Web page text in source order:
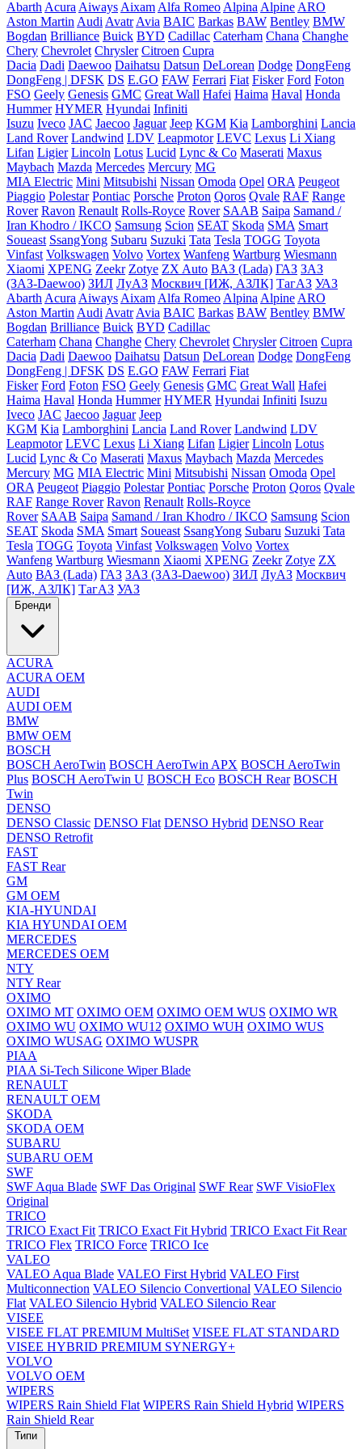
Abarth Acura Aiways Aixam Alfa Romeo Alpina Alpine ARO
Aston Martin Audi Avatr Avia BAIC Barkas BAW Bentley BMW
Bogdan Brilliance Buick BYD Cadillac Caterham Chana Changhe
Chery Chevrolet Chrysler Citroen Cupra
Dacia Dadi Daewoo Daihatsu Datsun DeLorean Dodge DongFeng
DongFeng | DFSK DS E.GO FAW Ferrari Fiat Fisker Ford Foton
FSO Geely Genesis GMC Great Wall Hafei Haima Haval Honda
Hummer HYMER Hyundai Infiniti
Isuzu Iveco JAC Jaecoo Jaguar Jeep KGM Kia Lamborghini Lancia
Land Rover Landwind LDV Leapmotor LEVC Lexus Li Xiang
Lifan Ligier Lincoln Lotus Lucid Lync & Co Maserati Maxus
Maybach Mazda Mercedes Mercury MG
MIA Electric Mini Mitsubishi Nissan Omoda Opel ORA Peugeot
Piaggio Polestar Pontiac Porsche Proton Qoros Qvale RAF Range
Rover Ravon Renault Rolls-Royce Rover SAAB Saipa Samand /
Iran Khodro / IKCO Samsung Scion SEAT Skoda SMA Smart
Soueast SsangYong Subaru Suzuki Tata Tesla TOGG Toyota
Vinfast Volkswagen Volvo Vortex Wanfeng Wartburg Wiesmann
Xiaomi XPENG Zeekr Zotye ZX Auto ВАЗ (Lada) ГАЗ ЗАЗ
(ЗАЗ-Daewoo) ЗИЛ ЛуАЗ Москвич [ИЖ, АЗЛК] ТагАЗ УАЗ
Abarth Acura Aiways Aixam Alfa Romeo Alpina Alpine ARO
Aston Martin Audi Avatr Avia BAIC Barkas BAW Bentley BMW
Bogdan Brilliance Buick BYD Cadillac
Caterham Chana Changhe Chery Chevrolet Chrysler Citroen Cupra
Dacia Dadi Daewoo Daihatsu Datsun DeLorean Dodge DongFeng
DongFeng | DFSK DS E.GO FAW Ferrari Fiat
Fisker Ford Foton FSO Geely Genesis GMC Great Wall Hafei
Haima Haval Honda Hummer HYMER Hyundai Infiniti Isuzu
Iveco JAC Jaecoo Jaguar Jeep
KGM Kia Lamborghini Lancia Land Rover Landwind LDV
Leapmotor LEVC Lexus Li Xiang Lifan Ligier Lincoln Lotus
Lucid Lync & Co Maserati Maxus Maybach Mazda Mercedes
Mercury MG MIA Electric Mini Mitsubishi Nissan Omoda Opel
ORA Peugeot Piaggio Polestar Pontiac Porsche Proton Qoros Qvale
RAF Range Rover Ravon Renault Rolls-Royce
Rover SAAB Saipa Samand / Iran Khodro / IKCO Samsung Scion
SEAT Skoda SMA Smart Soueast SsangYong Subaru Suzuki Tata
Tesla TOGG Toyota Vinfast Volkswagen Volvo Vortex
Wanfeng Wartburg Wiesmann Xiaomi XPENG Zeekr Zotye ZX
Auto ВАЗ (Lada) ГАЗ ЗАЗ (ЗАЗ-Daewoo) ЗИЛ ЛуАЗ Москвич
[ИЖ, АЗЛК] ТагАЗ УАЗ
Бренди
ACURA
ACURA OEM
AUDI
AUDI OEM
BMW
BMW OEM
BOSCH
BOSCH AeroTwin BOSCH AeroTwin APX BOSCH AeroTwin
Plus BOSCH AeroTwin U BOSCH Eco BOSCH Rear BOSCH
Twin
DENSO
DENSO Classic DENSO Flat DENSO Hybrid DENSO Rear
DENSO Retrofit
FAST
FAST Rear
GM
GM OEM
KIA-HYUNDAI
KIA HYUNDAI OEM
MERCEDES
MERCEDES OEM
NTY
NTY Rear
OXIMO
OXIMO MT OXIMO OEM OXIMO OEM WUS OXIMO WR
OXIMO WU OXIMO WU12 OXIMO WUH OXIMO WUS
OXIMO WUSAG OXIMO WUSPR
PIAA
PIAA Si-Tech Silicone Wiper Blade
RENAULT
RENAULT OEM
SKODA
SKODA OEM
SUBARU
SUBARU OEM
SWF
SWF Aqua Blade SWF Das Original SWF Rear SWF VisioFlex
Original
TRICO
TRICO Exact Fit TRICO Exact Fit Hybrid TRICO Exact Fit Rear
TRICO Flex TRICO Force TRICO Ice
VALEO
VALEO Aqua Blade VALEO First Hybrid VALEO First
Multiconnection VALEO Silencio Convertional VALEO Silencio
Flat VALEO Silencio Hybrid VALEO Silencio Rear
VISEE
VISEE FLAT PREMIUM MultiSet VISEE FLAT STANDARD
VISEE HYBRID PREMIUM SYNERGY+
VOLVO
VOLVO OEM
WIPERS
WIPERS Rain Shield Flat WIPERS Rain Shield Hybrid WIPERS
Rain Shield Rear
Типи